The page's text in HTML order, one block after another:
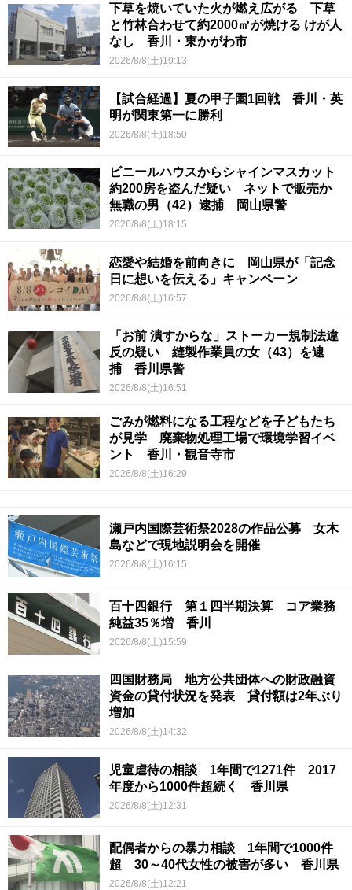
下草を焼いていた火が燃え広がる 下草
と竹林合わせて約2000㎡が焼ける けが人
なし 香川・東かがわ市
2026/8/8(土)19:13
【試合経過】夏の甲子園1回戦 香川・英
明が関東第一に勝利
2026/8/8(土)18:50
ビニールハウスからシャインマスカット
約200房を盗んだ疑い ネットで販売か
無職の男（42）逮捕 岡山県警
2026/8/8(土)18:15
恋愛や結婚を前向きに 岡山県が「記念
日に想いを伝える」キャンペーン
2026/8/8(土)16:57
「お前 潰すからな」ストーカー規制法違
反の疑い 縫製作業員の女（43）を逮
捕 香川県警
2026/8/8(土)16:51
ごみが燃料になる工程などを子どもたち
が見学 廃棄物処理工場で環境学習イベ
ント 香川・観音寺市
2026/8/8(土)16:29
瀬戸内国際芸術祭2028の作品公募 女木
島などで現地説明会を開催
2026/8/8(土)16:15
百十四銀行 第１四半期決算 コア業務
純益35％増 香川
2026/8/8(土)15:59
四国財務局 地方公共団体への財政融資
資金の貸付状況を発表 貸付額は2年ぶり
増加
2026/8/8(土)14:32
児童虐待の相談 1年間で1271件 2017
年度から1000件超続く 香川県
2026/8/8(土)12:31
配偶者からの暴力相談 1年間で1000件
超 30～40代女性の被害が多い 香川県
2026/8/8(土)12:21